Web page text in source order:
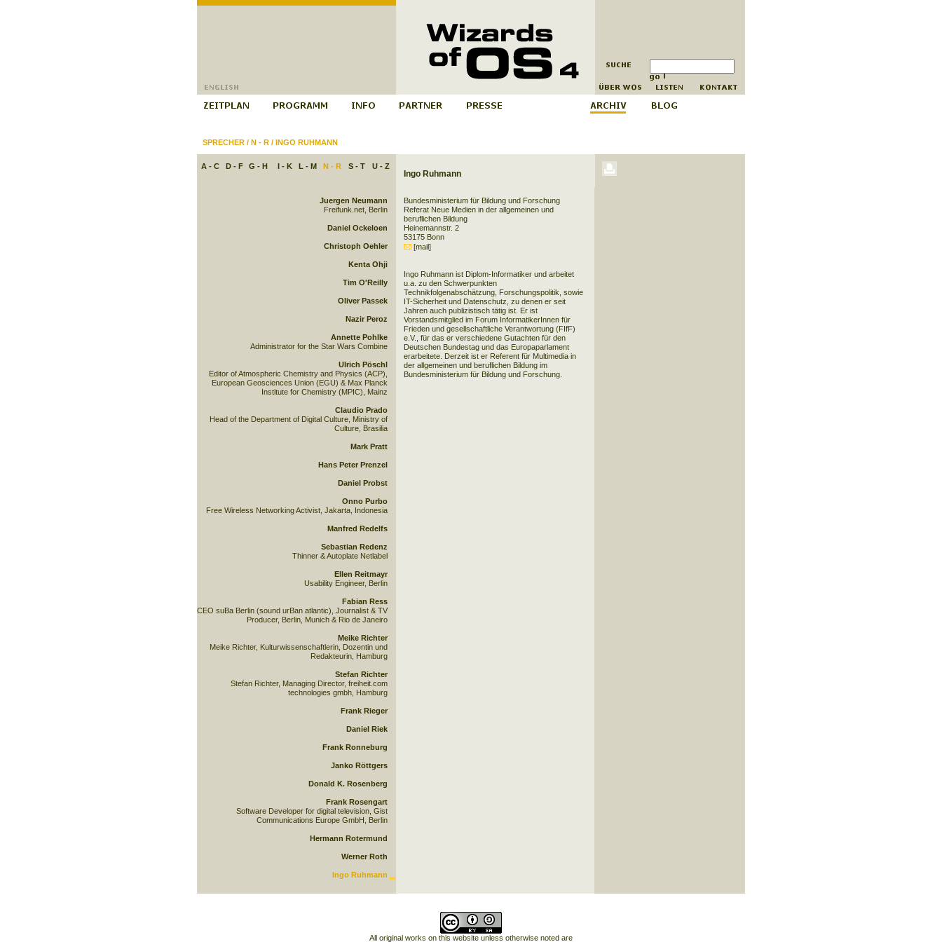
SPRECHER/ N - R/ INGO RUHMANN
A - C D - F G - H I - K L - M N - R S - T U - Z
Ingo Ruhmann
Bundesministerium für Bildung und Forschung
Referat Neue Medien in der allgemeinen und
beruflichen Bildung
Heinemannstr. 2
53175 Bonn
[mail]
Ingo Ruhmann ist Diplom-Informatiker und arbeitet
u.a. zu den Schwerpunkten
Technikfolgenabschätzung, Forschungspolitik, sowie
IT-Sicherheit und Datenschutz, zu denen er seit
Jahren auch publizistisch tätig ist. Er ist
Vorstandsmitglied im Forum InformatikerInnen für
Frieden und gesellschaftliche Verantwortung (FIfF)
e.V., für das er verschiedene Gutachten für den
Deutschen Bundestag und das Europaparlament
erarbeitete. Derzeit ist er Referent für Multimedia in
der allgemeinen und beruflichen Bildung im
Bundesministerium für Bildung und Forschung.
Juergen Neumann
Freifunk.net, Berlin
Daniel Ockeloen
Christoph Oehler
Kenta Ohji
Tim O'Reilly
Oliver Passek
Nazir Peroz
Annette Pohlke
Administrator for the Star Wars Combine
Ulrich Pöschl
Editor of Atmospheric Chemistry and Physics (ACP),
European Geosciences Union (EGU) & Max Planck
Institute for Chemistry (MPIC), Mainz
Claudio Prado
Head of the Department of Digital Culture, Ministry of
Culture, Brasilia
Mark Pratt
Hans Peter Prenzel
Daniel Probst
Onno Purbo
Free Wireless Networking Activist, Jakarta, Indonesia
Manfred Redelfs
Sebastian Redenz
Thinner & Autoplate Netlabel
Ellen Reitmayr
Usability Engineer, Berlin
Fabian Ress
CEO suBa Berlin (sound urBan atlantic), Journalist & TV
Producer, Berlin, Munich & Rio de Janeiro
Meike Richter
Meike Richter, Kulturwissenschaftlerin, Dozentin und
Redakteurin, Hamburg
Stefan Richter
Stefan Richter, Managing Director, freiheit.com
technologies gmbh, Hamburg
Frank Rieger
Daniel Riek
Frank Ronneburg
Janko Röttgers
Donald K. Rosenberg
Frank Rosengart
Software Developer for digital television, Gist
Communications Europe GmbH, Berlin
Hermann Rotermund
Werner Roth
Ingo Ruhmann
All original works on this website unless otherwise noted are